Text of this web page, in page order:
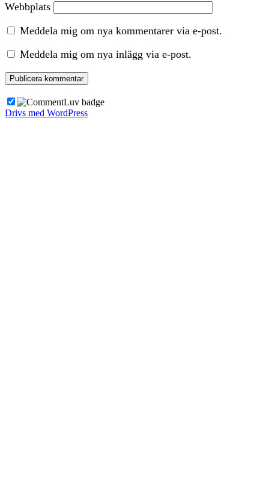
Webbplats
Meddela mig om nya kommentarer via e-post.
Meddela mig om nya inlägg via e-post.
Drivs med WordPress